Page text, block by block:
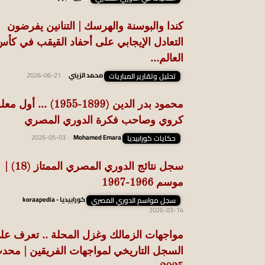
كندا والبوسنة والهرسك | التنانين يفرضون
التعادل الإيجابي على أحفاد القيقب في
العالم...
تحليل وتقارير المباريات محمد الزيني 2026-06-21
محمود بدر الدين (1899-1955) …
كروي وصاحب فكرة الدوري المصري
حكايات كورابيديا Mohamed Emara
2026-05-03
سجل نتائج الدوري المصري الممتاز (18) |
موسم 1966-1967
سجل مواسم الدوري المصري كورابيديا - koraapedia
2026-03-14
مواجهات الزمالك وغزل المحلة .. تعرف
السجل التاريخي لمواجهات الفريقين |